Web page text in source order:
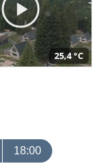
25,4 °C
18:00